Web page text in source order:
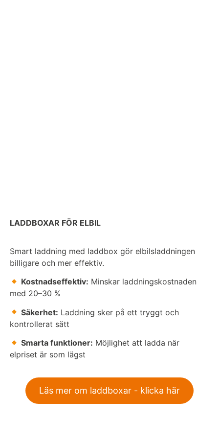
LADDBOXAR FÖR ELBIL
Smart laddning med laddbox gör elbilsladdningen
billigare och mer effektiv.
Kostnadseffektiv: Minskar laddningskostnaden
med 20–30 %
Säkerhet: Laddning sker på ett tryggt och
kontrollerat sätt
Smarta funktioner: Möjlighet att ladda när
elpriset är som lägst
Läs mer om laddboxar - klicka här